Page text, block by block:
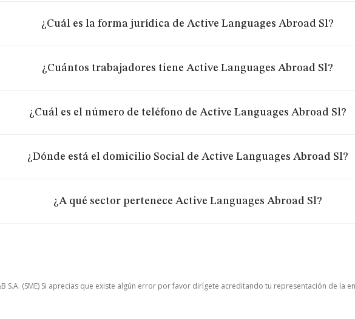
¿Cuál es la forma jurídica de Active Languages Abroad Sl?
¿Cuántos trabajadores tiene Active Languages Abroad Sl?
¿Cuál es el número de teléfono de Active Languages Abroad Sl?
¿Dónde está el domicilio Social de Active Languages Abroad Sl?
¿A qué sector pertenece Active Languages Abroad Sl?
(SME) Si aprecias que existe algún error por favor dirígete acreditando tu representación de la